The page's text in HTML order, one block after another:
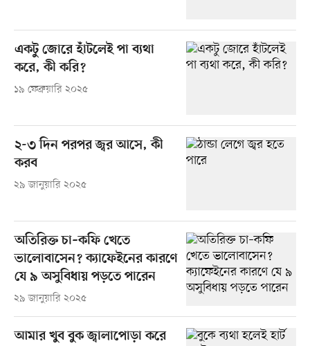
একটু জোরে হাঁটলেই পা ব্যথা
করে, কী করি?
১৯ ফেব্রুয়ারি ২০২৫
২-৩ দিন পরপর জ্বর আসে, কী
করব
২৯ জানুয়ারি ২০২৫
অতিরিক্ত চা–কফি খেতে
ভালোবাসেন? ক্যাফেইনের কারণে
যে ৯ অসুবিধায় পড়তে পারেন
২৯ জানুয়ারি ২০২৫
আমার খুব বুক জ্বালাপোড়া করে